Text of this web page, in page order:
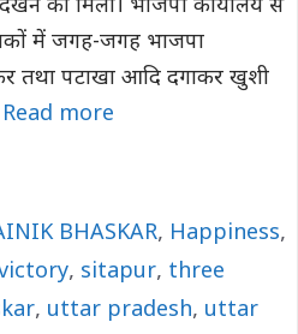
को मिली। भाजपा कार्यालय से
में जगह-जगह भाजपा
तथा पटाखा आदि दगाकर खुशी
Read more
BHASKAR, Happiness,
, sitapur, three
, uttar pradesh, uttar